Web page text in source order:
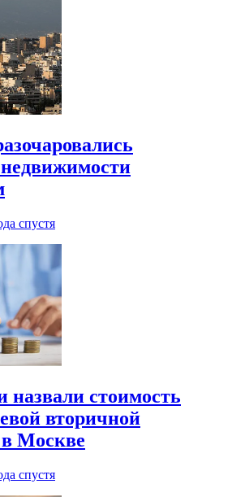
спустя
назвали стоимость
вторичной
Москве
спустя